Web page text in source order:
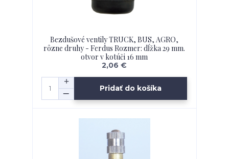
Bezdušové ventily TRUCK, BUS, AGRO,
rôzne druhy - Ferdus Rozmer: dĺžka 29 mm.
otvor v kotúči 16 mm
2,06 €
Pridať do košíka